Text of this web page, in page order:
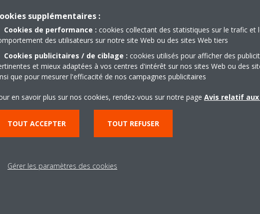
1
Besoin d'aide?
CONTACTEZ-NOUS
supplémentaires :
Cookies de performance : cookies collectant des statistiques sur le trafic et
des utilisateurs sur notre site Web ou des sites Web tiers
Cookies publicitaires / de ciblage : cookies utilisés pour afficher des
et mieux adaptées à vos centres d'intérêt sur nos sites Web ou des
que pour mesurer l'efficacité de nos campagnes publicitaires
en savoir plus sur nos cookies, rendez-vous sur notre page Avis relatif
TOUT ACCEPTER TOUT REFUSER
Gérer les paramètres des cookies